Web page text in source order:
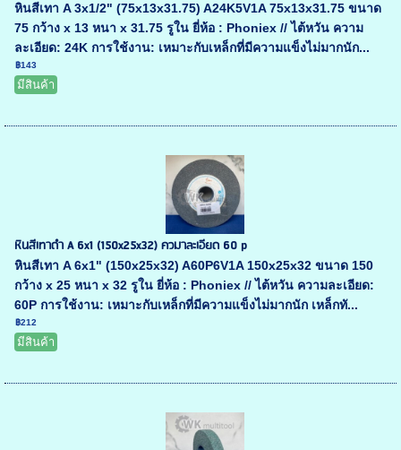
หินสีเทา A 3x1/2" (75x13x31.75) A24K5V1A 75x13x31.75 ขนาด
75 กว้าง x 13 หนา x 31.75 รูใน ยี่ห้อ : Phoniex // ไต้หวัน ความ
ละเอียด: 24K การใช้งาน: เหมาะกับเหล็กที่มีความแข็งไม่มากนัก...
฿143
มีสินค้า
หินสีเทาดำ A 6x1 (150x25x32) ควมาละเอียด 60 p
หินสีเทา A 6x1" (150x25x32) A60P6V1A 150x25x32 ขนาด 150
กว้าง x 25 หนา x 32 รูใน ยี่ห้อ : Phoniex // ไต้หวัน ความละเอียด:
60P การใช้งาน: เหมาะกับเหล็กที่มีความแข็งไม่มากนัก เหล็กทั...
฿212
มีสินค้า